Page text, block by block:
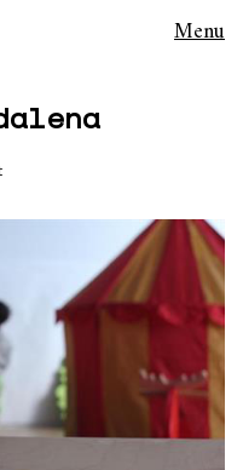
Menu